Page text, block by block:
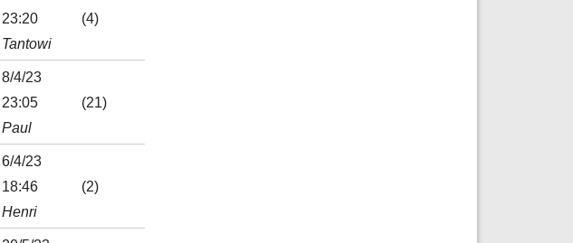
23:20
Tantowi
(4)
8/4/23
23:05
Paul
(21)
6/4/23
18:46
Henri
(2)